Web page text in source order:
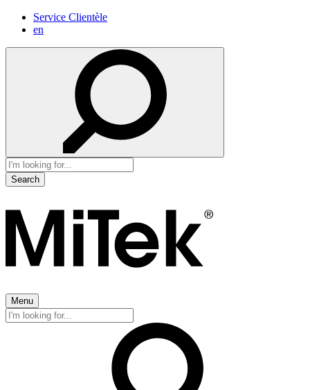
Service Clientèle
en
Search
for:
Menu
Search
for: